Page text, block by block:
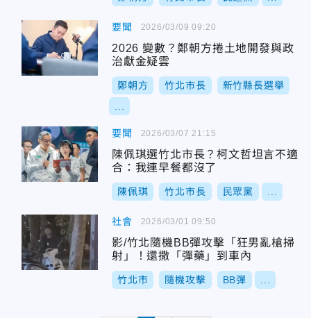
要聞
2026 變數？鄭朝方捲土地開發與政
治獻金疑雲
鄭朝方 竹北市長 新竹縣長選舉
2026/03/09 09:20
要聞
陳佩琪選竹北市長？柯文哲坦言不適
合：我連早餐都沒了
陳佩琪 竹北市長 民眾黨
2026/03/07 21:15
社會
影/竹北隨機BB彈攻擊「狂男亂槍掃
射」！還撒「彈藥」到車內
竹北市 隨機攻擊 BB彈
2026/03/01 09:50